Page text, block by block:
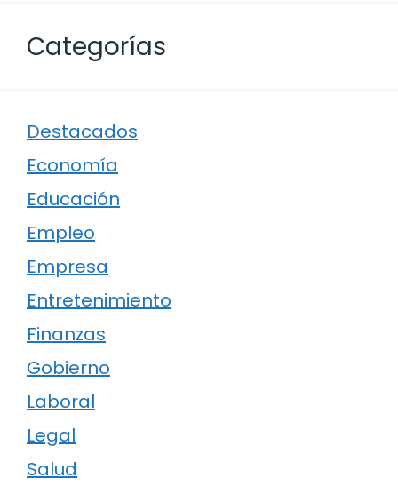
Categorías
Destacados
Economía
Educación
Empleo
Empresa
Entretenimiento
Finanzas
Gobierno
Laboral
Legal
Salud